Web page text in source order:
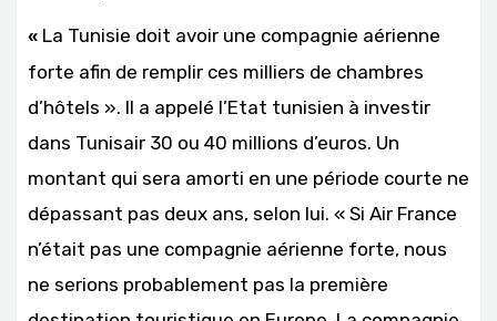
« La Tunisie doit avoir une compagnie aérienne
forte afin de remplir ces milliers de chambres
d’hôtels ». Il a appelé l’Etat tunisien à investir
dans Tunisair 30 ou 40 millions d’euros. Un
montant qui sera amorti en une période courte ne
dépassant pas deux ans, selon lui. « Si Air France
n’était pas une compagnie aérienne forte, nous
ne serions probablement pas la première